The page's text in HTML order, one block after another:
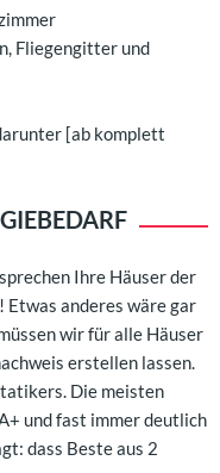
Fliegengitter und
[ab komplett
Ihre Häuser der
Etwas anderes wäre gar
wir für alle Häuser
erstellen lassen.
Die meisten
und fast immer deutlich
dass Beste aus 2